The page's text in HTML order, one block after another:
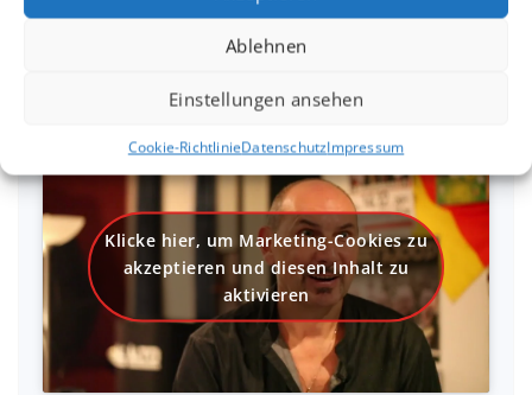
Ablehnen
Einstellungen ansehen
Cookie-RichtlinieDatenschutzImpressum
SaHaRa Imagevideo
Klicke hier, um Marketing-Cookies zu
akzeptieren und diesen Inhalt zu
aktivieren